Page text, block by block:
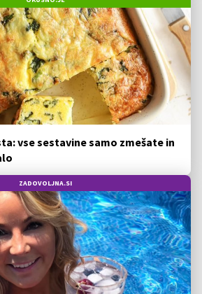
vse sestavine samo zmešate in
ZADOVOLJNA.SI